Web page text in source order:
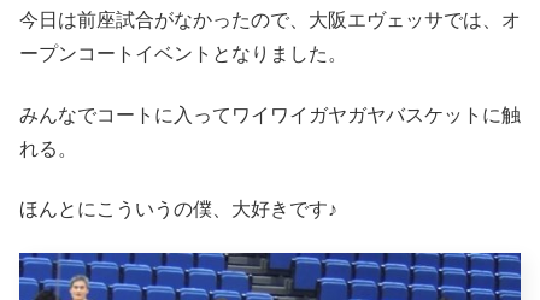
今日は前座試合がなかったので、大阪エヴェッサでは、オ
ープンコートイベントとなりました。
みんなでコートに入ってワイワイガヤガヤバスケットに触
れる。
ほんとにこういうの僕、大好きです♪